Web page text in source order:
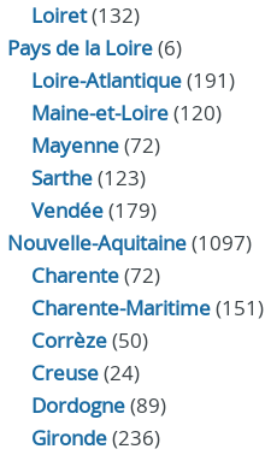
Loiret(132)
Pays de la Loire(6)
Loire-Atlantique(191)
Maine-et-Loire(120)
Mayenne(72)
Sarthe(123)
Vendée(179)
Nouvelle-Aquitaine(1097)
Charente(72)
Charente-Maritime(151)
Corrèze(50)
Creuse(24)
Dordogne(89)
Gironde(236)